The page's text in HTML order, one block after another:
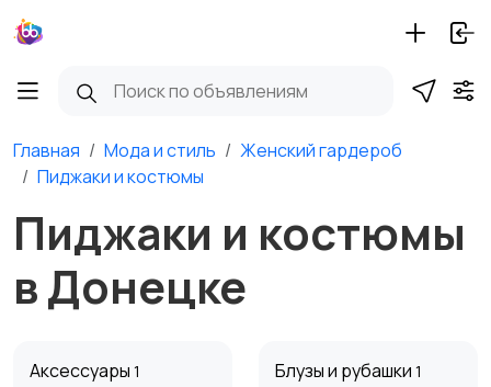
Главная Мода и стиль
Женский гардероб
Пиджаки и костюмы
Пиджаки и костюмы
в Донецке
Аксессуары 1 Блузы и рубашки 1